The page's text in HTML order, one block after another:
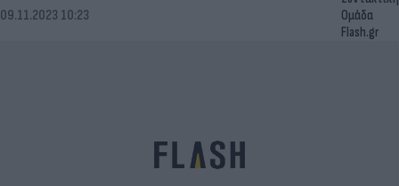
09.11.2023 10:23
Ομάδα
Flash.gr